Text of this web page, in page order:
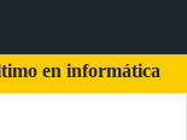
en informática